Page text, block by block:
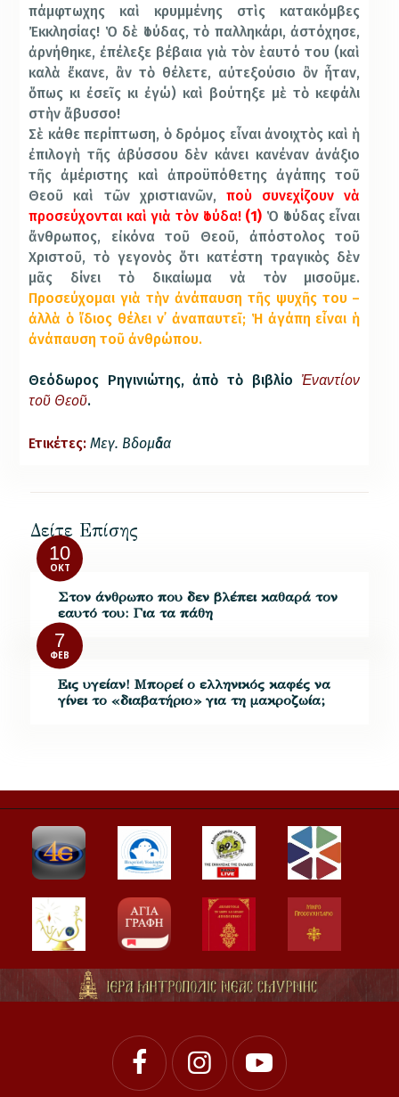
πάμφτωχης καὶ κρυμμένης στὶς κατακόμβες
Ἐκκλησίας! Ὁ δὲ Ἰούδας, τὸ παλληκάρι, ἀστόχησε,
ἀρνήθηκε, ἐπέλεξε βέβαια γιὰ τὸν ἑαυτό του (καὶ
καλὰ ἔκανε, ἂν τὸ θέλετε, αὐτεξούσιο ὂν ἦταν,
ὅπως κι ἐσεῖς κι ἐγώ) καὶ βούτηξε μὲ τὸ κεφάλι
στὴν ἄβυσσο!
Σὲ κάθε περίπτωση, ὁ δρόμος εἶναι ἀνοιχτὸς καὶ ἡ
ἐπιλογὴ τῆς ἀβύσσου δὲν κάνει κανέναν ἀνάξιο
τῆς ἀμέριστης καὶ ἀπροϋπόθετης ἀγάπης τοῦ
Θεοῦ καὶ τῶν χριστιανῶν, ποὺ συνεχίζουν νὰ
προσεύχονται καὶ γιὰ τὸν Ἰούδα! (1) Ὁ Ἰούδας εἶναι
ἄνθρωπος, εἰκόνα τοῦ Θεοῦ, ἀπόστολος τοῦ
Χριστοῦ, τὸ γεγονὸς ὅτι κατέστη τραγικὸς δὲν
μᾶς δίνει τὸ δικαίωμα νὰ τὸν μισοῦμε.
Προσεύχομαι γιὰ τὴν ἀνάπαυση τῆς ψυχῆς του –
ἀλλὰ ὁ ἴδιος θέλει ν᾿ ἀναπαυτεῖ; Ἡ ἀγάπη εἶναι ἡ
ἀνάπαυση τοῦ ἀνθρώπου.
Θεόδωρος Ρηγινιώτης, ἀπὸ τὸ βιβλίο Ἐναντίον
τοῦ Θεοῦ.
Ετικέτες: Μεγ. Βδομἀδα
Δείτε Επίσης
10
ΟΚΤ
Στον άνθρωπο που δεν βλέπει καθαρά τον
εαυτό του: Για τα πάθη
7
ΦΕΒ
Εις υγείαν! Μπορεί ο ελληνικός καφές να
γίνει το «διαβατήριο» για τη μακροζωία;